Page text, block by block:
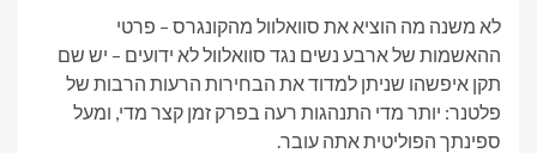
לא משנה מה הוציא את סוואלוול מהקונגרס – פרטי
ההאשמות של ארבע נשים נגד סוואלוול לא ידועים – יש שם
תקן איפשהו שניתן למדוד את הבחירות הרעות הרבות של
פלטנר: יותר מדי התנהגות רעה בפרק זמן קצר מדי, ומעל
ספינתך הפוליטית אתה עובר.